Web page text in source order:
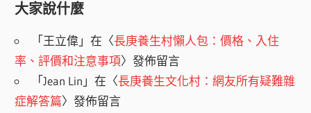
大家說什麼
「王立偉」在〈長庚養生村懶人包：價格、入住
率、評價和注意事項〉發佈留言
「Jean Lin 」在〈長庚養生文化村：網友所有疑難雜
症解答篇〉發佈留言